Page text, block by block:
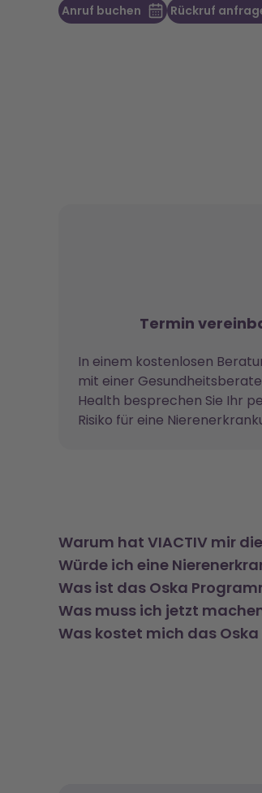
Anruf buchen Rückruf
Termin
In einem kostenlosen
mit einer
Health besprechen Sie Ihr
Risiko für eine
Warum hat VIACTIV mir
Würde ich eine
Was ist das Oska
Was muss ich jetzt
Was kostet mich das